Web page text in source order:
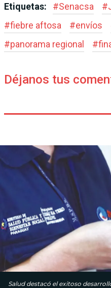
Etiquetas: #Senacsa #
#fiebre aftosa #envíos
#panorama regional #
Déjanos tus
Salud destacó el exitoso